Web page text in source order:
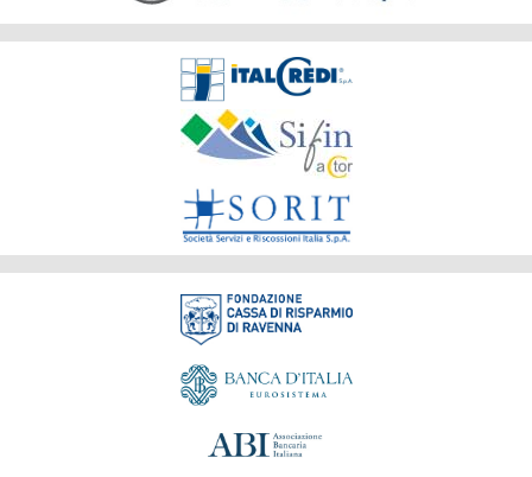
Fondazione